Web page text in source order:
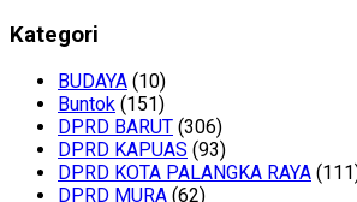
Kategori
BUDAYA (10)
Buntok (151)
DPRD BARUT (306)
DPRD KAPUAS (93)
DPRD KOTA PALANGKA RAYA
DPRD MURA (62)